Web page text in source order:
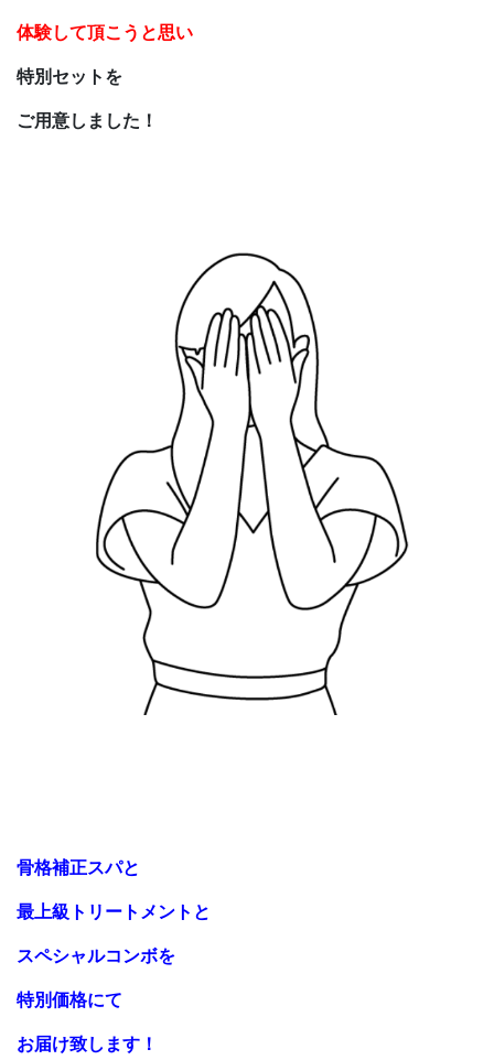
体験して頂こうと思い
特別セットを
ご用意しました！
骨格補正スパと
最上級トリートメントと
スペシャルコンボを
特別価格にて
お届け致します！